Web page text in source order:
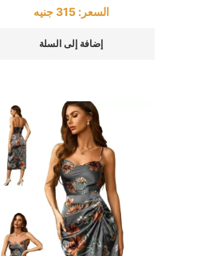
السعر:315 جنيه
إضافة إلى السلة